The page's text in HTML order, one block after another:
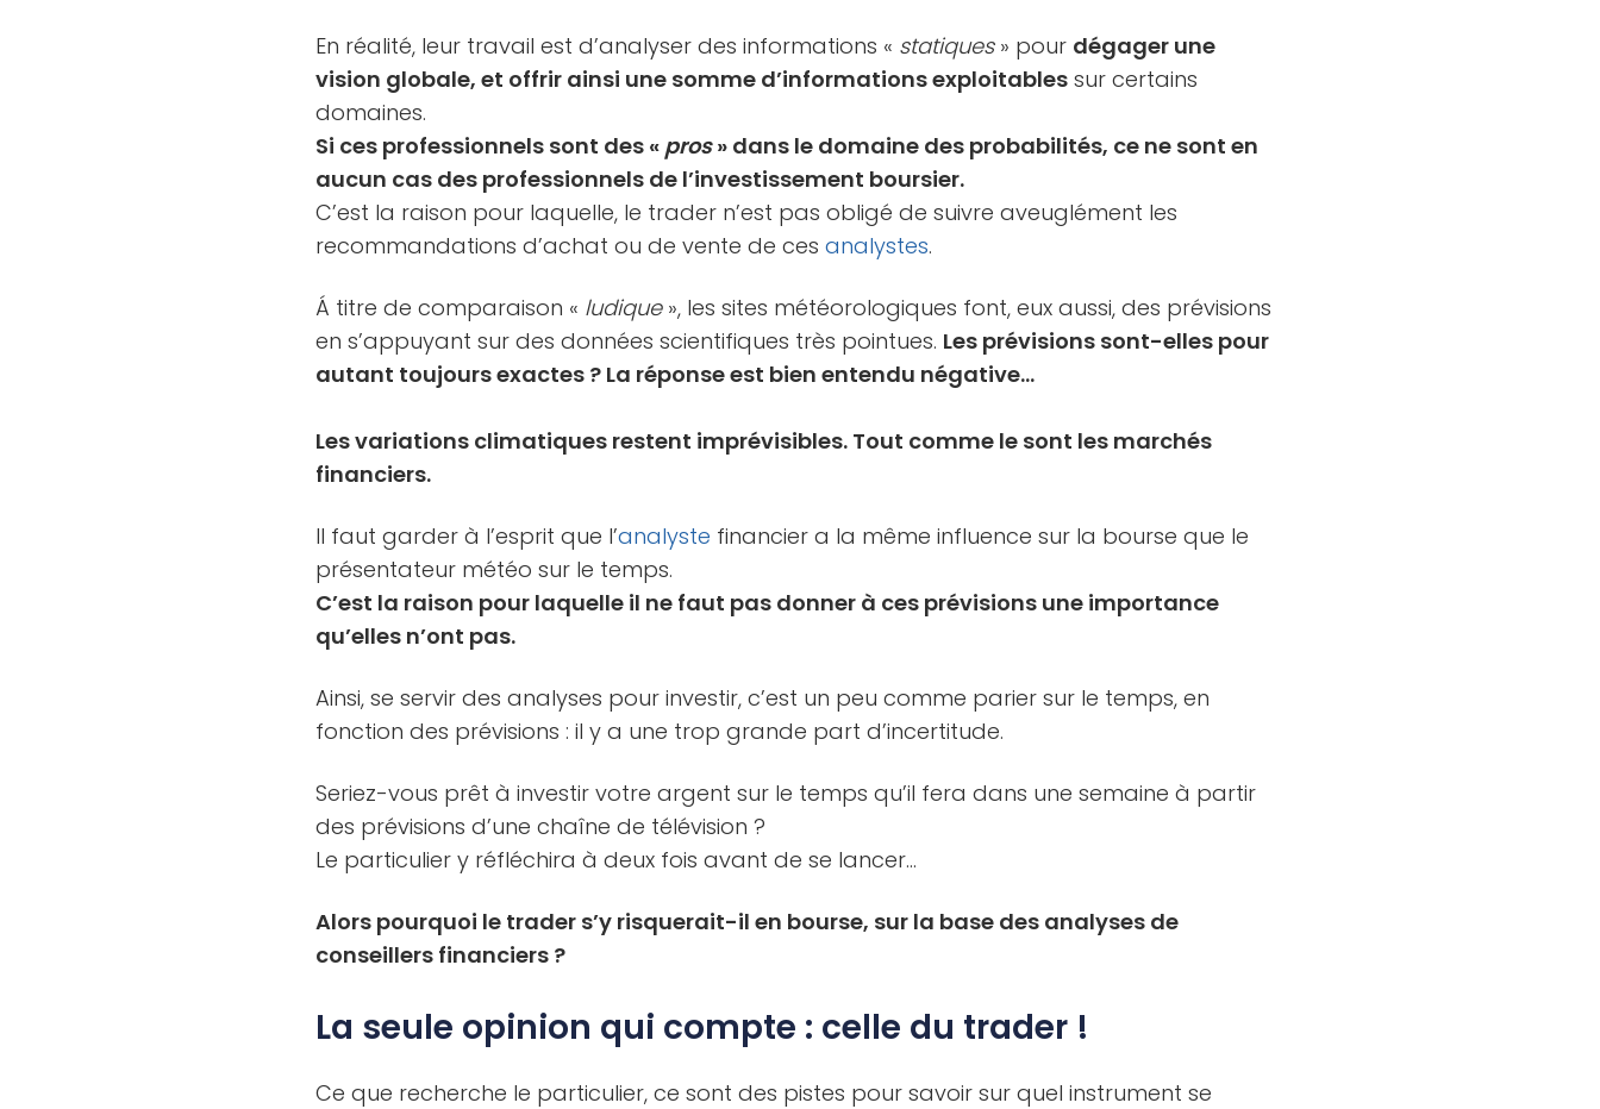
En réalité, leur travail est d’analyser des informations « statiques» pour dégager une
vision globale, et offrir ainsi une somme d’informations exploitables sur certains
domaines.
Si ces professionnels sont des « pros» dans le domaine des probabilités, ce ne sont en
aucun cas des professionnels de l’investissement boursier.
C’est la raison pour laquelle, le trader n’est pas obligé de suivre aveuglément les
recommandations d’achat ou de vente de cesanalystes.
Á titre de comparaison « ludique», les sites météorologiques font, eux aussi, des prévisions
en s’appuyant sur des données scientifiques très pointues. Les prévisions sont-elles pour
autant toujours exactes ? La réponse est bien entendu négative…
Les variations climatiques restent imprévisibles. Tout comme le sont les marchés
financiers.
Il faut garder à l’esprit que l’analyste financier a la même influence sur la bourse que le
présentateur météo sur le temps.
C’est la raison pour laquelle il ne faut pas donner à ces prévisions une importance
qu’elles n’ont pas.
Ainsi, se servir des analyses pour investir, c’est un peu comme parier sur le temps, en
fonction des prévisions : il y a une trop grande part d’incertitude.
Seriez-vous prêt à investir votre argent sur le temps qu’il fera dans une semaine à partir
des prévisions d’une chaîne de télévision ?
Le particulier y réfléchira à deux fois avant de se lancer…
Alors pourquoi le trader s’y risquerait-il en bourse, sur la base des analyses de
conseillers financiers ?
La seule opinion qui compte : celle du trader !
Ce que recherche le particulier, ce sont des pistes pour savoir sur quel instrument se